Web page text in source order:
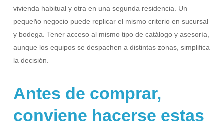
vivienda habitual y otra en una segunda residencia. Un
pequeño negocio puede replicar el mismo criterio en sucursal
y bodega. Tener acceso al mismo tipo de catálogo y asesoría,
aunque los equipos se despachen a distintas zonas, simplifica
la decisión.
Antes de comprar,
conviene hacerse estas